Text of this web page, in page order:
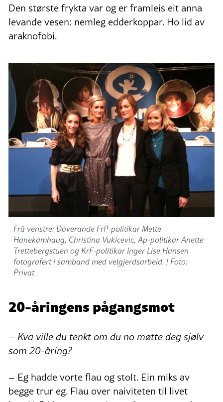
Den største frykta var og er framleis eit anna
levande vesen: nemleg edderkoppar. Ho lid av
araknofobi.
Frå venstre: Dåverande FrP-politikar Mette
Hanekamhaug, Christina Vukicevic, Ap-politikar Anette
Trettebergstuen og KrF-politikar Inger Lise Hansen
fotografert i samband med velgjerdsarbeid. | Foto:
Privat
20-åringens pågangsmot
– Kva ville du tenkt om du no møtte deg sjølv
som 20-åring?
– Eg hadde vorte flau og stolt. Ein miks av
begge trur eg. Flau over naiviteten til livet